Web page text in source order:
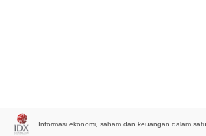
Informasi ekonomi, saham dan keuangan dalam